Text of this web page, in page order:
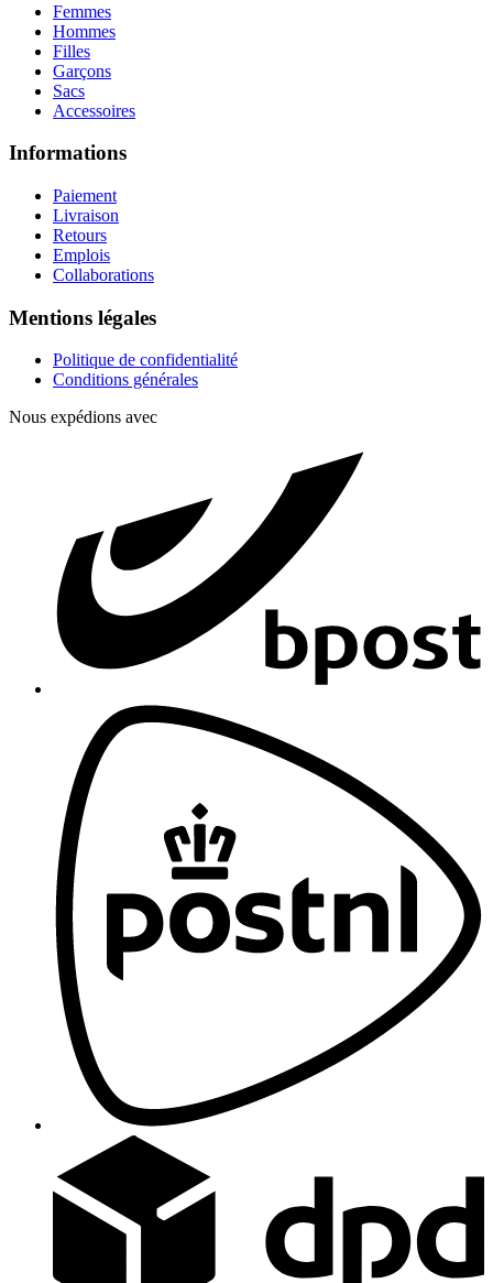
Femmes
Hommes
Filles
Garçons
Sacs
Accessoires
Informations
Paiement
Livraison
Retours
Emplois
Collaborations
Mentions légales
Politique de confidentialité
Conditions générales
Nous expédions avec